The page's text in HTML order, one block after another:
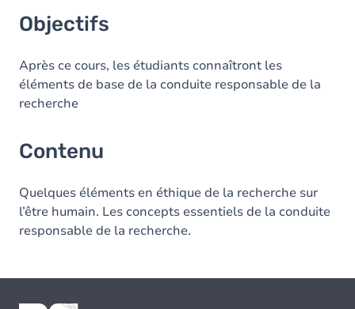
Objectifs
Après ce cours, les étudiants connaîtront les
éléments de base de la conduite responsable de la
recherche
Contenu
Quelques éléments en éthique de la recherche sur
l’être humain. Les concepts essentiels de la conduite
responsable de la recherche.